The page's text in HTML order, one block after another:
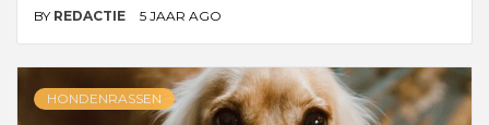
BY REDACTIE 5 JAAR AGO
HONDENRASSEN